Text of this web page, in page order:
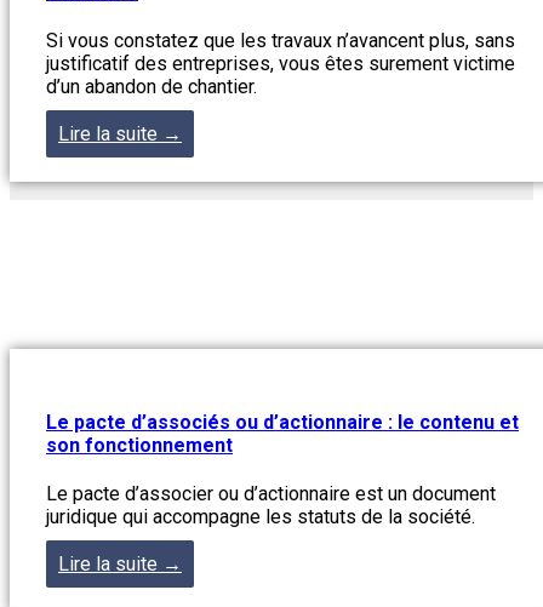
Si vous constatez que les travaux n’avancent plus, sans
justificatif des entreprises, vous êtes surement victime
d’un abandon de chantier.
Lire la suite →
Le pacte d’associés ou d’actionnaire : le contenu et
son fonctionnement
Le pacte d’associer ou d’actionnaire est un document
juridique qui accompagne les statuts de la société.
Lire la suite →